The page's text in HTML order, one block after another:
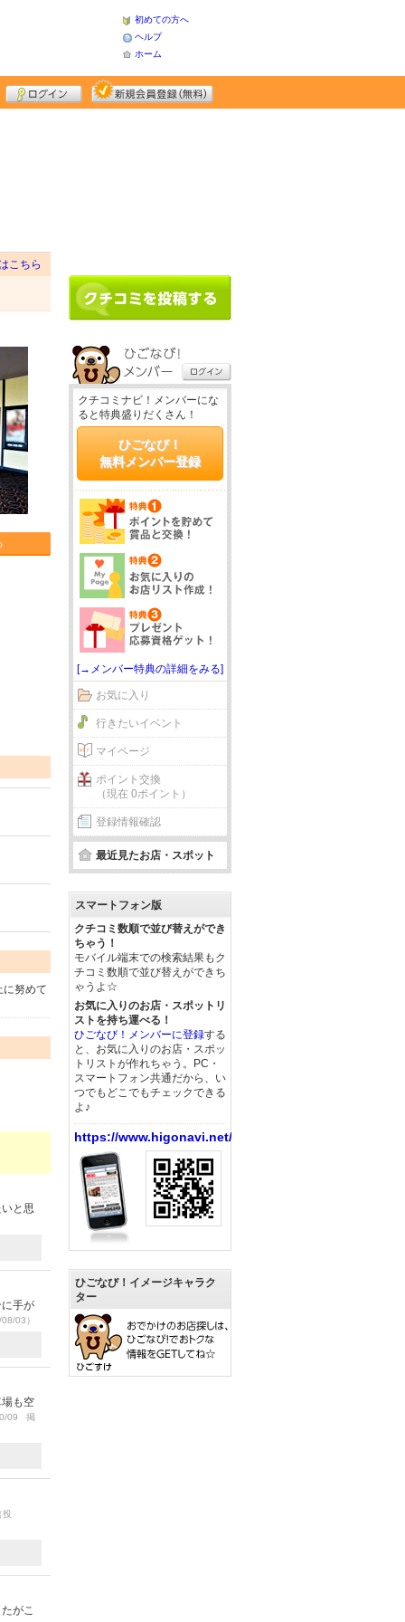
初めての方へ
ヘルプ
ホーム
こちら
に努めて
と思
手が
03）
も空
09 掲
投
がこ
クチコミナビ！メンバーにな
ると特典盛りだくさん！
ひごなび！
無料メンバー登録
[→メンバー特典の詳細をみる]
お気に入り
行きたいイベント
マイページ
ポイント交換
（現在 0ポイント）
登録情報確認
最近見たお店・スポット
スマートフォン版
クチコミ数順で並び替えができ
ちゃう！
モバイル端末での検索結果もク
チコミ数順で並び替えができち
ゃうよ☆
お気に入りのお店・スポットリ
ストを持ち運べる！
ひごなび！メンバーに登録する
と、お気に入りのお店・スポッ
トリストが作れちゃう。PC・
スマートフォン共通だから、い
つでもどこでもチェックできる
よ♪
https://www.higonavi.net/
ひごなび！イメージキャラク
ター